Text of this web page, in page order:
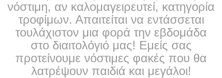
νόστιμη, αν καλομαγειρευτεί, κατηγορία
τροφίμων. Απαιτείται να εντάσσεται
τουλάχιστον μια φορά την εβδομάδα
στο διαιτολόγιό μας! Εμείς σας
προτείνουμε νόστιμες φακές που θα
λατρέψουν παιδιά και μεγάλοι!